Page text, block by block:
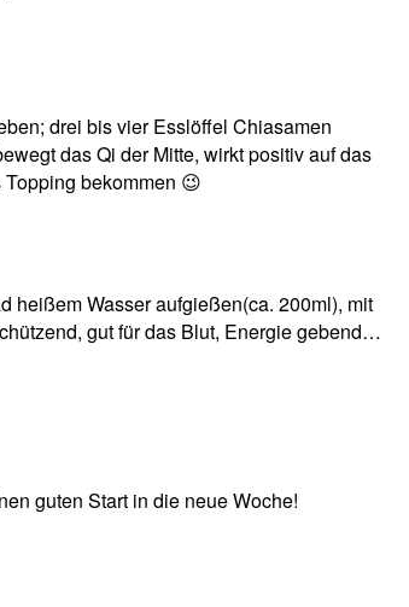
drei bis vier Esslöffel Chiasamen
das Qi der Mitte, wirkt positiv auf das
bekommen 😉
heißem Wasser aufgießen(ca. 200ml), mit
gut für das Blut, Energie gebend…
guten Start in die neue Woche!